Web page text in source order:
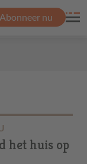
Abonneer nu
het huis op